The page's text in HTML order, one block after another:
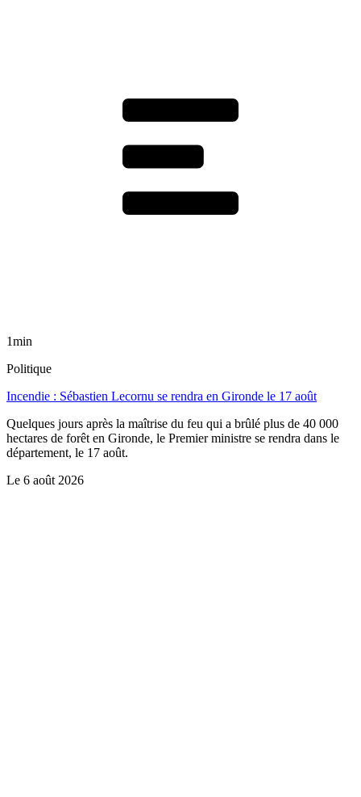
1min
Politique
Incendie : Sébastien Lecornu se rendra en Gironde le 17 août
Quelques jours après la maîtrise du feu qui a brûlé plus de 40 000
hectares de forêt en Gironde, le Premier ministre se rendra dans le
département, le 17 août.
Le 6 août 2026